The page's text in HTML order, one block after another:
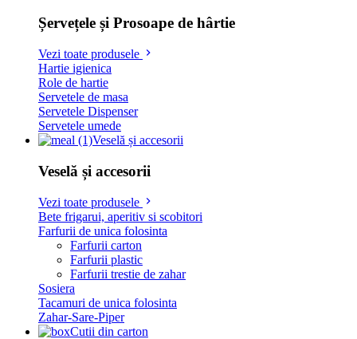
Șervețele și Prosoape de hârtie
Vezi toate produsele
Hartie igienica
Role de hartie
Servetele de masa
Servetele Dispenser
Servetele umede
Veselă și accesorii
Veselă și accesorii
Vezi toate produsele
Bete frigarui, aperitiv si scobitori
Farfurii de unica folosinta
Farfurii carton
Farfurii plastic
Farfurii trestie de zahar
Sosiera
Tacamuri de unica folosinta
Zahar-Sare-Piper
Cutii din carton